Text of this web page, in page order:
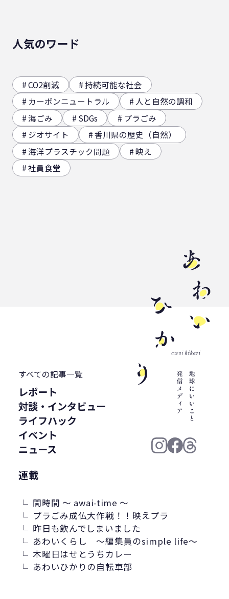
人気のワード
CO2削減
持続可能な社会
カーボンニュートラル
人と自然の調和
海ごみ
SDGs
プラごみ
ジオサイト
香川県の歴史（自然）
海洋プラスチック問題
映え
社員食堂
すべての記事一覧
レポート
対談・インタビュー
ライフハック
イベント
ニュース
連載
間時間 ～ awai-time ～
プラごみ成仏大作戦！！映えプラ
昨日も飲んでしまいました
あわいくらし ～編集員のsimple life～
木曜日はせとうちカレー
あわいひかりの自転車部